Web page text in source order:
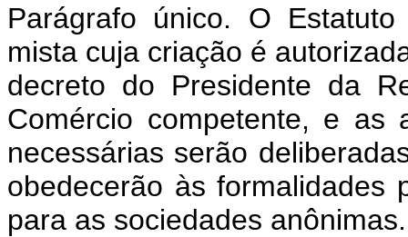
Parágrafo único. O
mista cuja criação é
decreto do Presidente da
Comércio competente, e as
necessárias serão
obedecerão às formalidades
para as sociedades anônimas.